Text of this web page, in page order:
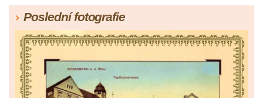
Poslední fotografie